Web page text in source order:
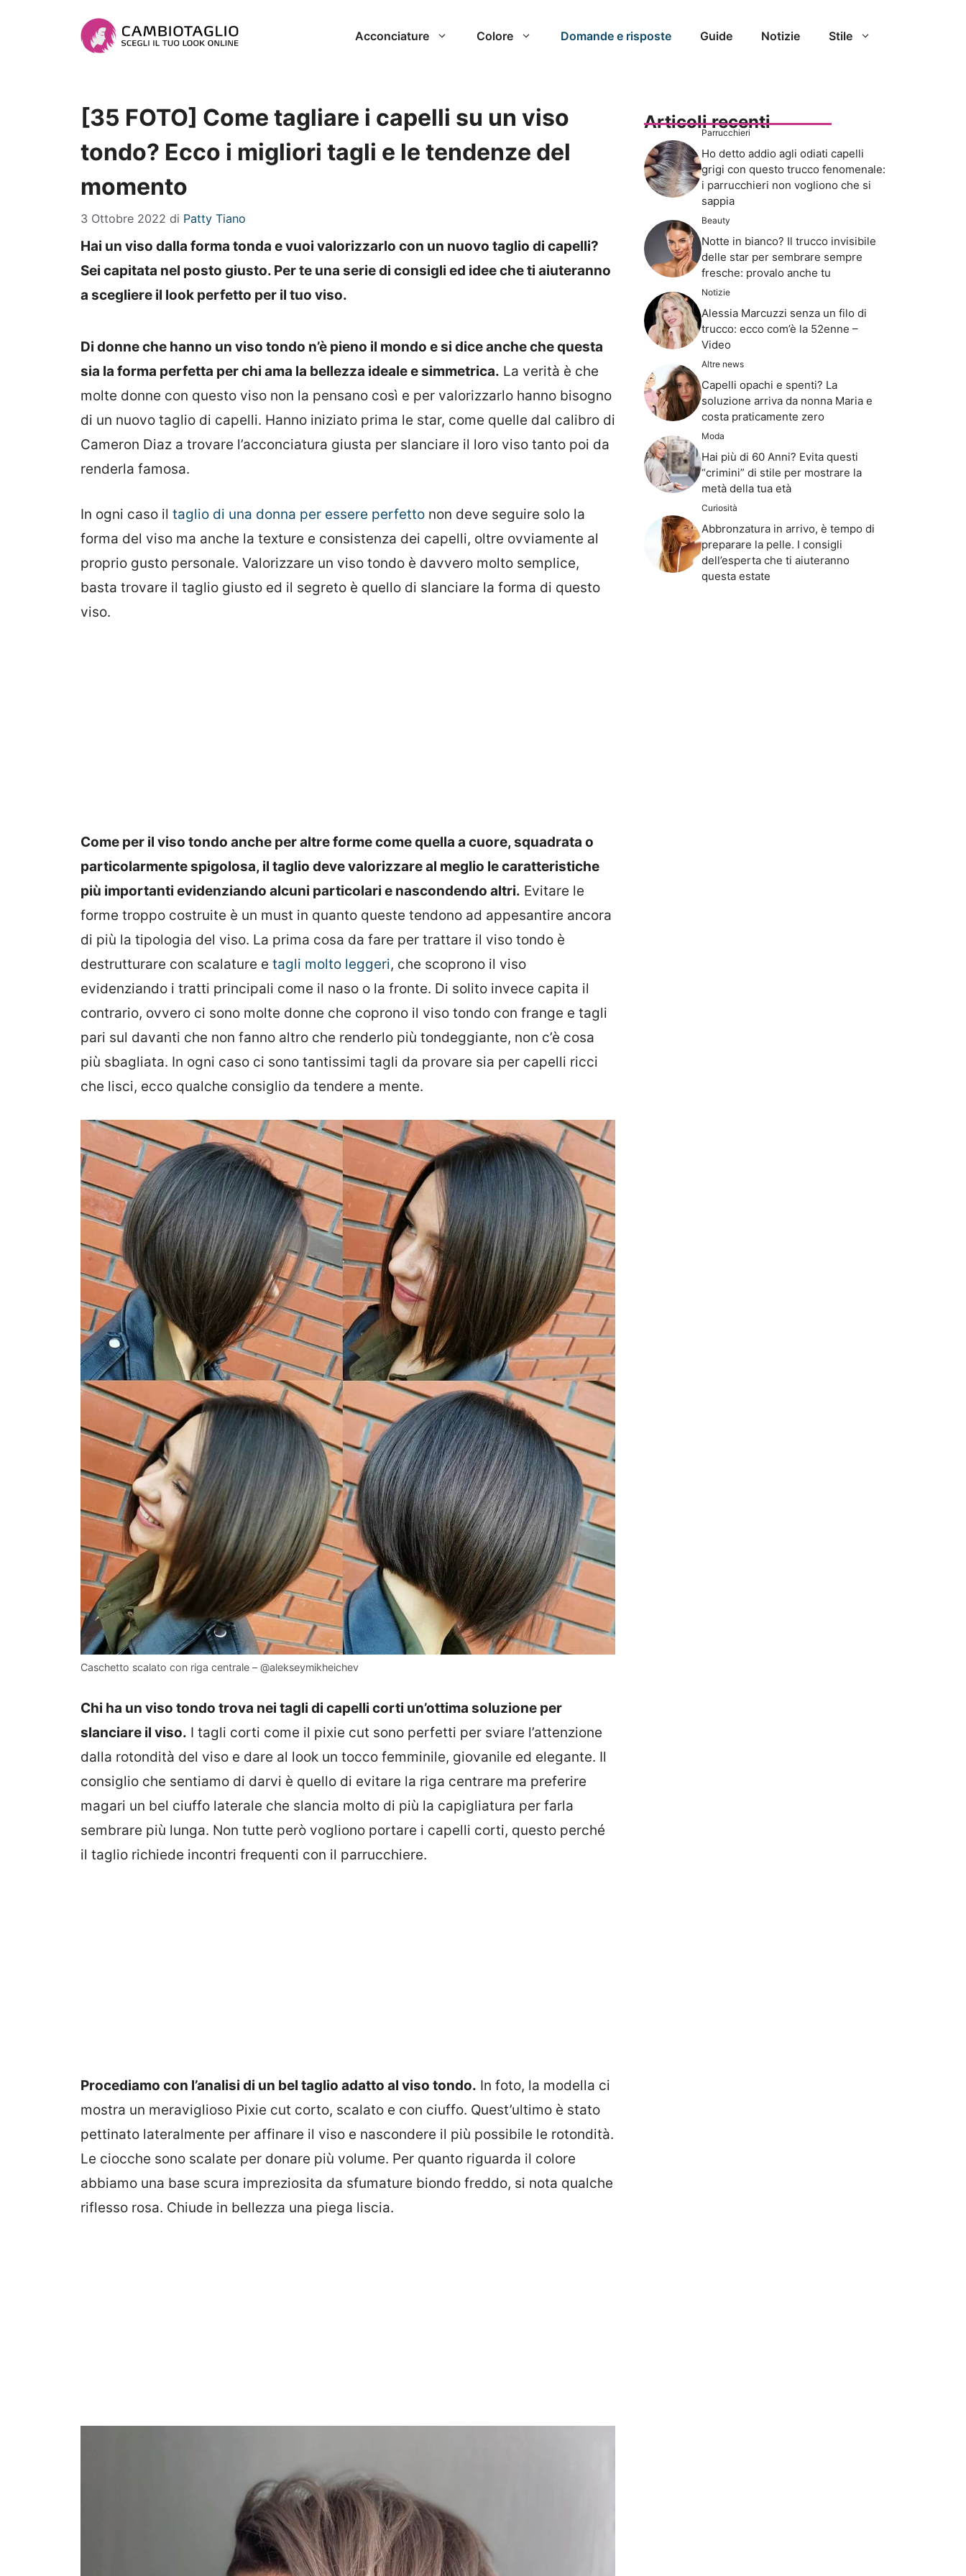
Acconciature Colore Domande e risposte Guide Notizie Stile
[35 FOTO] Come tagliare i capelli su un viso
tondo? Ecco i migliori tagli e le tendenze del
momento
3 Ottobre 2022 di Patty Tiano
Hai un viso dalla forma tonda e vuoi valorizzarlo con un nuovo taglio di capelli?
Sei capitata nel posto giusto. Per te una serie di consigli ed idee che ti aiuteranno
a scegliere il look perfetto per il tuo viso.
Di donne che hanno un viso tondo n’è pieno il mondo e si dice anche che questa
sia la forma perfetta per chi ama la bellezza ideale e simmetrica. La verità è che
molte donne con questo viso non la pensano così e per valorizzarlo hanno bisogno
di un nuovo taglio di capelli. Hanno iniziato prima le star, come quelle dal calibro di
Cameron Diaz a trovare l’acconciatura giusta per slanciare il loro viso tanto poi da
renderla famosa.
In ogni caso il taglio di una donna per essere perfetto non deve seguire solo la
forma del viso ma anche la texture e consistenza dei capelli, oltre ovviamente al
proprio gusto personale. Valorizzare un viso tondo è davvero molto semplice,
basta trovare il taglio giusto ed il segreto è quello di slanciare la forma di questo
viso.
Come per il viso tondo anche per altre forme come quella a cuore, squadrata o
particolarmente spigolosa, il taglio deve valorizzare al meglio le caratteristiche
più importanti evidenziando alcuni particolari e nascondendo altri. Evitare le
forme troppo costruite è un must in quanto queste tendono ad appesantire ancora
di più la tipologia del viso. La prima cosa da fare per trattare il viso tondo è
destrutturare con scalature e tagli molto leggeri, che scoprono il viso
evidenziando i tratti principali come il naso o la fronte. Di solito invece capita il
contrario, ovvero ci sono molte donne che coprono il viso tondo con frange e tagli
pari sul davanti che non fanno altro che renderlo più tondeggiante, non c’è cosa
più sbagliata. In ogni caso ci sono tantissimi tagli da provare sia per capelli ricci
che lisci, ecco qualche consiglio da tendere a mente.
Caschetto scalato con riga centrale – @alekseymikheichev
Chi ha un viso tondo trova nei tagli di capelli corti un’ottima soluzione per
slanciare il viso. I tagli corti come il pixie cut sono perfetti per sviare l’attenzione
dalla rotondità del viso e dare al look un tocco femminile, giovanile ed elegante. Il
consiglio che sentiamo di darvi è quello di evitare la riga centrare ma preferire
magari un bel ciuffo laterale che slancia molto di più la capigliatura per farla
sembrare più lunga. Non tutte però vogliono portare i capelli corti, questo perché
il taglio richiede incontri frequenti con il parrucchiere.
Procediamo con l’analisi di un bel taglio adatto al viso tondo. In foto, la modella ci
mostra un meraviglioso Pixie cut corto, scalato e con ciuffo. Quest’ultimo è stato
pettinato lateralmente per affinare il viso e nascondere il più possibile le rotondità.
Le ciocche sono scalate per donare più volume. Per quanto riguarda il colore
abbiamo una base scura impreziosita da sfumature biondo freddo, si nota qualche
riflesso rosa. Chiude in bellezza una piega liscia.
Articoli recenti
Parrucchieri
Ho detto addio agli odiati capelli
grigi con questo trucco fenomenale:
i parrucchieri non vogliono che si
sappia
Beauty
Notte in bianco? Il trucco invisibile
delle star per sembrare sempre
fresche: provalo anche tu
Notizie
Alessia Marcuzzi senza un filo di
trucco: ecco com’è la 52enne –
Video
Altre news
Capelli opachi e spenti? La
soluzione arriva da nonna Maria e
costa praticamente zero
Moda
Hai più di 60 Anni? Evita questi
“crimini” di stile per mostrare la
metà della tua età
Curiosità
Abbronzatura in arrivo, è tempo di
preparare la pelle. I consigli
dell’esperta che ti aiuteranno
questa estate